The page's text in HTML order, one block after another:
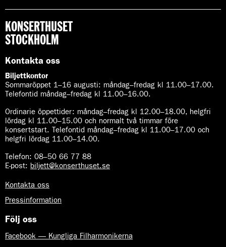
KONSERTHUSET
STOCKHOLM
Kontakta oss
Biljettkontor
Sommaröppet 1–16 augusti: måndag–fredag kl 11.00–17.00.
Telefontid måndag–fredag kl 11.00–16.00.
Ordinarie öppettider: måndag–fredag kl 12.00–18.00, helgfri
lördag kl 11.00–15.00 och normalt två timmar före
konsertstart. Telefontid måndag–fredag kl 11.00–17.00 och
helgfri lördag 11.00–14.00.
Telefon: 08–50 66 77 88
E-post: biljett@konserthuset.se
Kontakta oss
Pressinformation
Följ oss
Facebook — Kungliga Filharmonikerna